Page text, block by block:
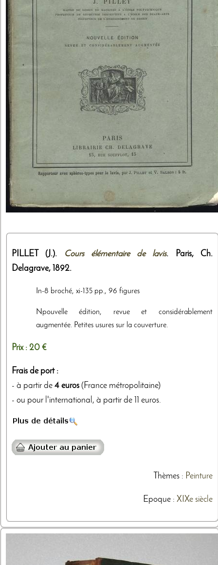
PILLET (J.). Cours élémentaire de lavis. Paris, Ch.
Delagrave, 1892.
In-8 broché, xi-135 pp., 96 figures
Npouvelle édition, revue et considérablement
augmentée. Petites usures sur la couverture.
Prix : 20 €
Frais de port :
- à partir de 4 euros (France métropolitaine)
- ou pour l'international, à partir de 11 euros.
Thèmes: Peinture
Epoque : XIXe siècle